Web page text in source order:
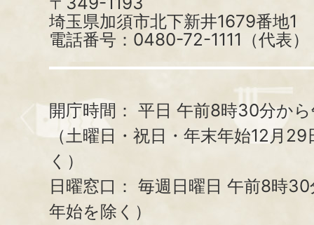
埼玉県加須市北下新井1679番地1
電話番号：0480-72-1111（代表）
開庁時間： 平日 午前8時30分か
（土曜日・祝日・年末年始12月
く）
日曜窓口： 毎週日曜日 午前8時
年始を除く）